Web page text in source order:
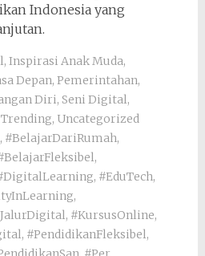
Indonesia yang
, Inspirasi Anak Muda,
Depan, Pemerintahan,
Diri, Seni Digital,
Trending, Uncategorized
, #BelajarDariRumah,
,
, #EduTech,
,
, #KursusOnline,
, #PendidikanFleksibel,